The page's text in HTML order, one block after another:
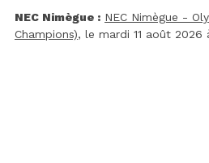
NEC Nimègue : NEC Nimègue -
Champions), le mardi 11 août 2026